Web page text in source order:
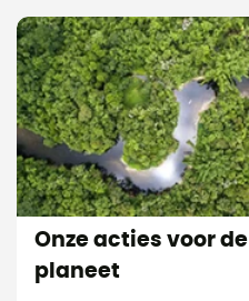
Onze acties voor de
planeet